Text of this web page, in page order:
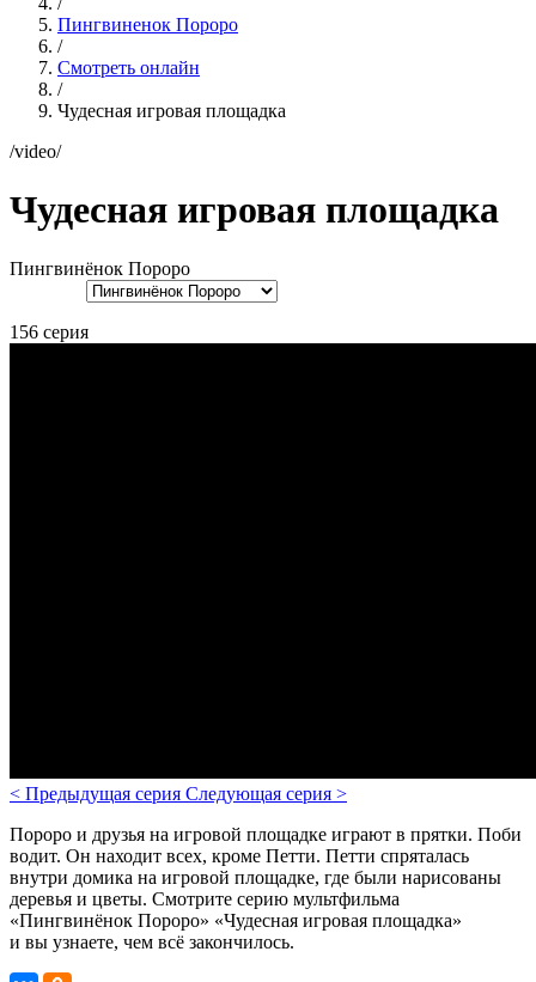
Пингвиненок Пороро
/
Смотреть онлайн
/
Чудесная игровая площадка
/video/
Чудесная игровая площадка
Пингвинёнок Пороро
156 серия
< Предыдущая серия Следующая серия >
Пороро и друзья на игровой площадке играют в прятки. Поби
водит. Он находит всех, кроме Петти. Петти спряталась
внутри домика на игровой площадке, где были нарисованы
деревья и цветы. Смотрите серию мультфильма
«Пингвинёнок Пороро» «Чудесная игровая площадка»
и вы узнаете, чем всё закончилось.